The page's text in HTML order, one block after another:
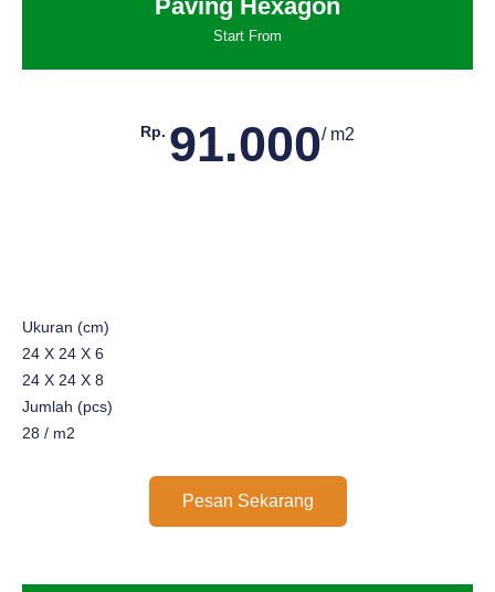
Paving Hexagon
Start From
Rp. 91.000/ m2
Ukuran (cm)
24 X 24 X 6
24 X 24 X 8
Jumlah (pcs)
28 / m2
Pesan Sekarang